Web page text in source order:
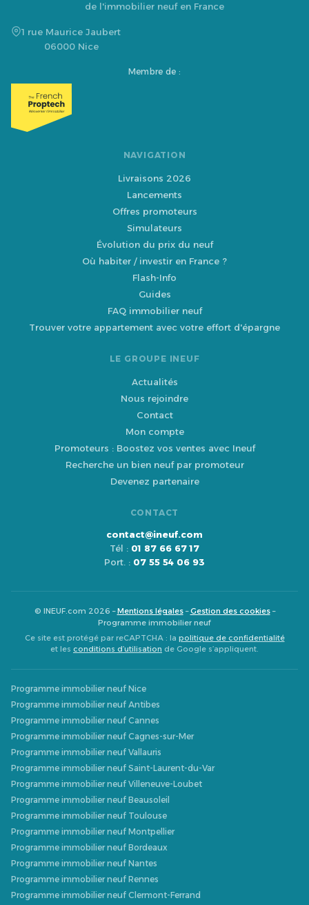
de l'immobilier neuf en France
1 rue Maurice Jaubert
06000 Nice
Membre de :
NAVIGATION
Livraisons 2026
Lancements
Offres promoteurs
Simulateurs
Évolution du prix du neuf
Où habiter / investir en France ?
Flash-Info
Guides
FAQ immobilier neuf
Trouver votre appartement avec votre effort d'épargne
LE GROUPE INEUF
Actualités
Nous rejoindre
Contact
Mon compte
Promoteurs : Boostez vos ventes avec Ineuf
Recherche un bien neuf par promoteur
Devenez partenaire
CONTACT
contact@ineuf.com
Tél : 01 87 66 67 17
Port. : 07 55 54 06 93
© INEUF.com 2026 –Mentions légales–Gestion des cookies–
Programme immobilier neuf
Ce site est protégé par reCAPTCHA : la politique de confidentialité
et les conditions d’utilisation de Google s’appliquent.
Programme immobilier neuf Nice
Programme immobilier neuf Antibes
Programme immobilier neuf Cannes
Programme immobilier neuf Cagnes-sur-Mer
Programme immobilier neuf Vallauris
Programme immobilier neuf Saint-Laurent-du-Var
Programme immobilier neuf Villeneuve-Loubet
Programme immobilier neuf Beausoleil
Programme immobilier neuf Toulouse
Programme immobilier neuf Montpellier
Programme immobilier neuf Bordeaux
Programme immobilier neuf Nantes
Programme immobilier neuf Rennes
Programme immobilier neuf Clermont-Ferrand